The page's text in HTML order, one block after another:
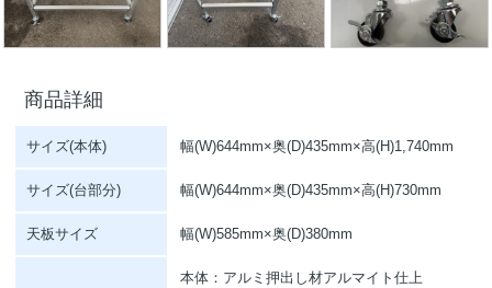
商品詳細
サイズ(本体) 幅(W)644mm×奥(D)435mm×高(H)1,740mm
サイズ(台部分) 幅(W)644mm×奥(D)435mm×高(H)730mm
天板サイズ 幅(W)585mm×奥(D)380mm
本体：アルミ押出し材アルマイト仕上